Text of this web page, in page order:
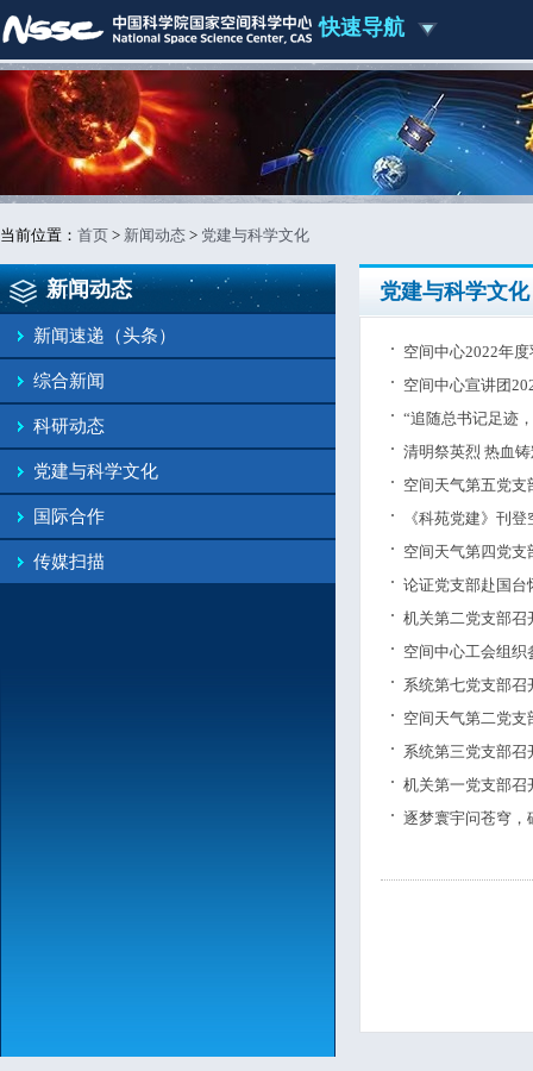
快速导航
当前位置： 首页 > 新闻动态 > 党建与科学文化
新闻动态
新闻速递（头条）
综合新闻
科研动态
党建与科学文化
国际合作
传媒扫描
党建与科学文化
空间中心2022年
空间中心宣讲团
“追随总书记足迹
清明祭英烈 热血
空间天气第五党
《科苑党建》刊
空间天气第四党
论证党支部赴国台
机关第二党支部召
空间中心工会组织
系统第七党支部召
空间天气第二党
系统第三党支部召
机关第一党支部召
逐梦寰宇问苍穹